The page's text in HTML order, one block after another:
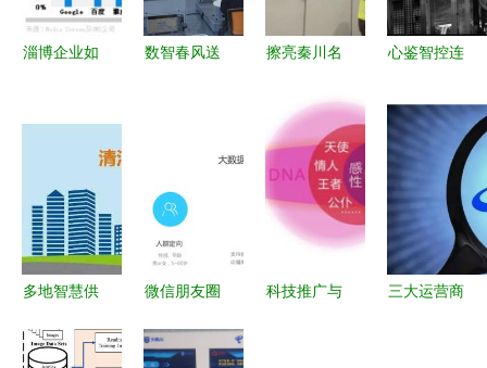
淄博企业如
与本地网络
字化转型
数智春风送
擦亮秦川名
务团队用实
际行动践
行“用户先
赢 科技推
广和应用服
务”
心鉴智控连
近亿元融资
工业机器视
觉应用服务
商的突围之
路
多地智慧供
技让温暖既
微信朋友圈
厚拓科技赋
科技推广与
三大运营商